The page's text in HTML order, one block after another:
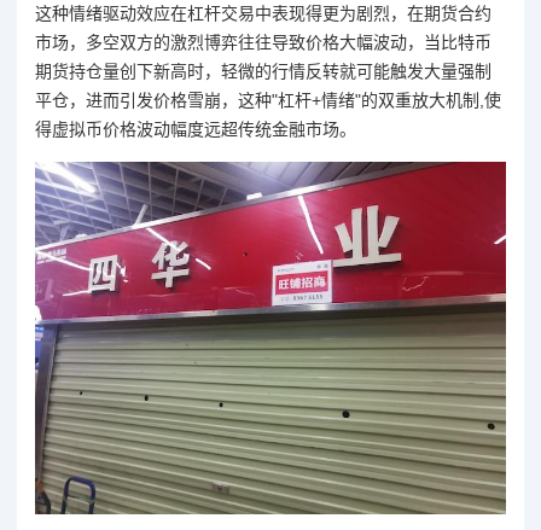
这种情绪驱动效应在杠杆交易中表现得更为剧烈，在期货合约
市场，多空双方的激烈博弈往往导致价格大幅波动，当比特币
期货持仓量创下新高时，轻微的行情反转就可能触发大量强制
平仓，进而引发价格雪崩，这种"杠杆+情绪"的双重放大机制,使
得虚拟币价格波动幅度远超传统金融市场。